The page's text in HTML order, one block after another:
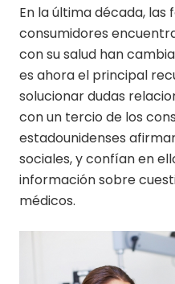
En la última década, las
consumidores
con su salud han
es ahora el principal
solucionar dudas
con un tercio de los
estadounidenses
sociales, y confían en
información sobre
médicos.